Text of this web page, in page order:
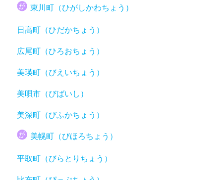
東川町（ひがしかわちょう）
日高町（ひだかちょう）
広尾町（ひろおちょう）
美瑛町（びえいちょう）
美唄市（びばいし）
美深町（びふかちょう）
美幌町（びほろちょう）
平取町（びらとりちょう）